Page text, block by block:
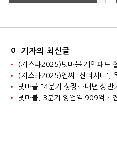
목 집중
이 기자의 최신글
(지스타2025)넷마블 게임패드
(지스타2025)엔씨 '신더시티',
넷마블 "4분기 성장…내년 상반
넷마블, 3분기 영업익 909억…